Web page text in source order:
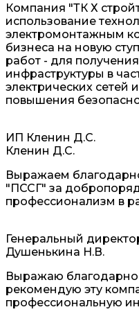
Компания "ТК Х
использование
электромонтажным
бизнеса на новую
работ - для
инфраструктуры в
электрических сетей
повышения
ИП Кленин Д.С.
Кленин Д.С.
Выражаем
"ПССГ" за
профессионализм в
Генеральный
Душенькина Н.В.
Выражаю
рекомендую эту
профессиональную